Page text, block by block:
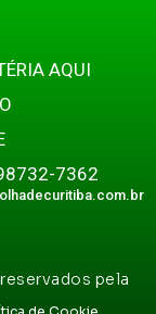
AQUI
7362
pela